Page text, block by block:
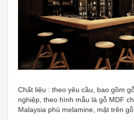
Chất liệu : theo yêu cầu, bao gồm
nghiệp, theo hình mẫu là gỗ MDF
Malaysia phủ melamine, mặt trên